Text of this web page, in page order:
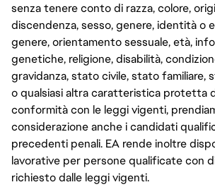
senza tenere conto di razza, colore,
discendenza, sesso, genere, identità o
genere, orientamento sessuale, età,
genetiche, religione, disabilità,
gravidanza, stato civile, stato familiare,
o qualsiasi altra caratteristica protetta
conformità con le leggi vigenti,
considerazione anche i candidati
precedenti penali. EA rende inoltre
lavorative per persone qualificate con
richiesto dalle leggi vigenti.